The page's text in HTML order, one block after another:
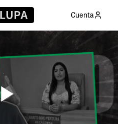
Cuenta